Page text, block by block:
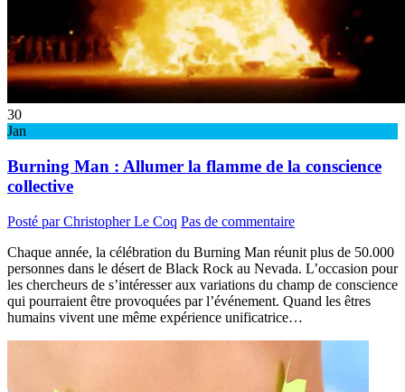
30
Jan
Burning Man : Allumer la flamme de la conscience
collective
Posté par Christopher Le Coq Pas de commentaire
Chaque année, la célébration du Burning Man réunit plus de 50.000
personnes dans le désert de Black Rock au Nevada. L’occasion pour
les chercheurs de s’intéresser aux variations du champ de conscience
qui pourraient être provoquées par l’événement. Quand les êtres
humains vivent une même expérience unificatrice…